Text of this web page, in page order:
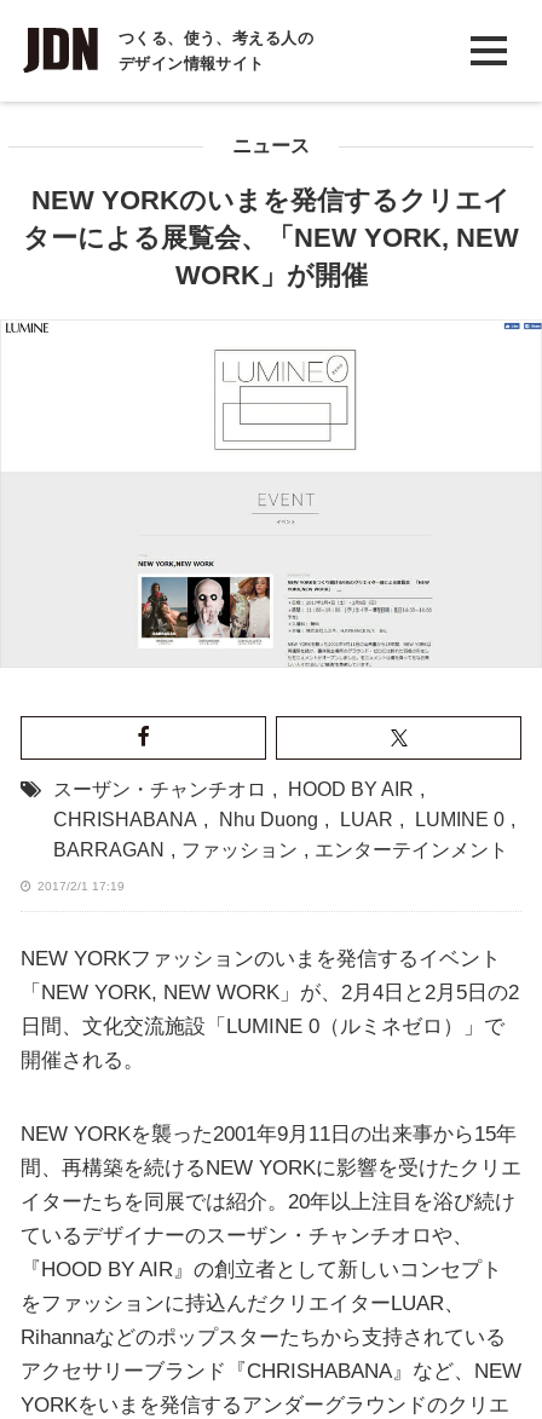
つくる、使う、考える人の
デザイン情報サイト
INTERVIEW
インタビュー
COLUMN
ニュース
NEW YORKのいまを発信するクリエイ
ターによる展覧会、「NEW YORK, NEW
WORK」が開催
スーザン・チャンチオロ , HOOD BY AIR ,
CHRISHABANA , Nhu Duong , LUAR , LUMINE 0 ,
BARRAGAN , ファッション , エンターテインメント
2017/2/1 17:19
NEW YORKファッションのいまを発信するイベント
「NEW YORK, NEW WORK」が、2月4日と2月5日の2
日間、文化交流施設「LUMINE 0（ルミネゼロ）」で
開催される。
NEW YORKを襲った2001年9月11日の出来事から15年
間、再構築を続けるNEW YORKに影響を受けたクリエ
イターたちを同展では紹介。20年以上注目を浴び続け
ているデザイナーのスーザン・チャンチオロや、
『HOOD BY AIR』の創立者として新しいコンセプト
をファッションに持込んだクリエイターLUAR、
Rihannaなどのポップスターたちから支持されている
アクセサリーブランド『CHRISHABANA』など、NEW
YORKをいまを発信するアンダーグラウンドのクリエ